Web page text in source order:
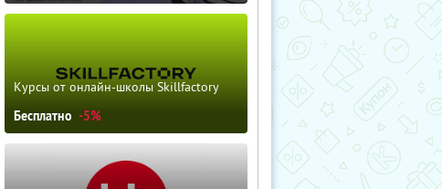
Курсы от онлайн-школы Skillfactory
Бесплатно -5%